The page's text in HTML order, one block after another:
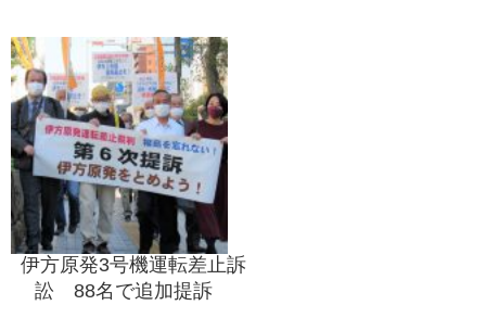
伊方原発3号機運転差止訴
訟 88名で追加提訴